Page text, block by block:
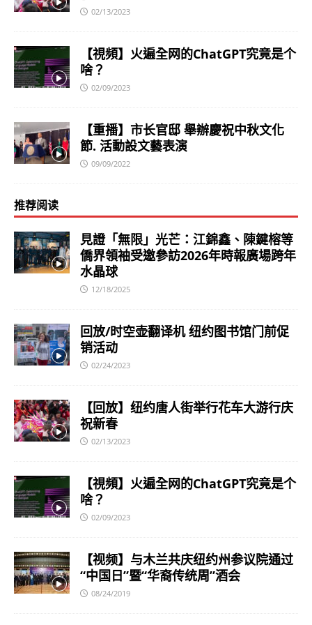
02/13/2023
【視頻】火遍全网的ChatGPT究竟是个
啥？
02/09/2023
【重播】市长官邸 舉辦慶祝中秋文化
節. 活動設文藝表演
09/09/2022
推荐阅读
見證「無限」光芒：江錦鑫、陳鍵榕等
僑界領袖受邀參訪2026年時報廣場跨年
水晶球
12/18/2025
回放/时空壶翻译机 纽约图书馆门前促
销活动
02/24/2023
【回放】纽约唐人街举行花车大游行庆
祝新春
02/13/2023
【視頻】火遍全网的ChatGPT究竟是个
啥？
02/09/2023
【视频】与木兰共庆纽约州参议院通过
“中国日”暨“华裔传统周”酒会
08/24/2019